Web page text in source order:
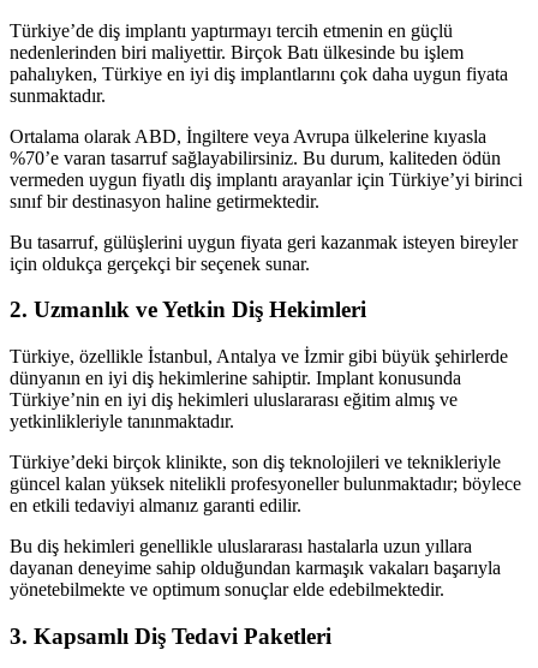
Türkiye’de diş implantı yaptırmayı tercih etmenin en güçlü
nedenlerinden biri maliyettir. Birçok Batı ülkesinde bu işlem
pahalıyken, Türkiye en iyi diş implantlarını çok daha uygun fiyata
sunmaktadır.
Ortalama olarak ABD, İngiltere veya Avrupa ülkelerine kıyasla
%70’e varan tasarruf sağlayabilirsiniz. Bu durum, kaliteden ödün
vermeden uygun fiyatlı diş implantı arayanlar için Türkiye’yi birinci
sınıf bir destinasyon haline getirmektedir.
Bu tasarruf, gülüşlerini uygun fiyata geri kazanmak isteyen bireyler
için oldukça gerçekçi bir seçenek sunar.
2. Uzmanlık ve Yetkin Diş Hekimleri
Türkiye, özellikle İstanbul, Antalya ve İzmir gibi büyük şehirlerde
dünyanın en iyi diş hekimlerine sahiptir. Implant konusunda
Türkiye’nin en iyi diş hekimleri uluslararası eğitim almış ve
yetkinlikleriyle tanınmaktadır.
Türkiye’deki birçok klinikte, son diş teknolojileri ve teknikleriyle
güncel kalan yüksek nitelikli profesyoneller bulunmaktadır; böylece
en etkili tedaviyi almanız garanti edilir.
Bu diş hekimleri genellikle uluslararası hastalarla uzun yıllara
dayanan deneyime sahip olduğundan karmaşık vakaları başarıyla
yönetebilmekte ve optimum sonuçlar elde edebilmektedir.
3. Kapsamlı Diş Tedavi Paketleri